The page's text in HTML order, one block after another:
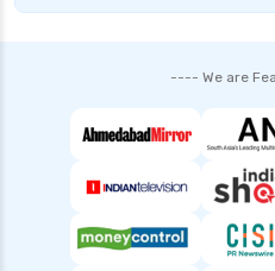
sbi personal loan
tata capital personal
top 10 Personal loan
what is a personal loan
---- We are